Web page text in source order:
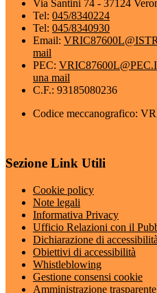
Via Santini 74 - 37124
Tel: 045/8340224
Tel: 045/8340930
Email:
mail
PEC:
una mail
C.F.: 93185080236
Codice meccanografico:
Sezione Link Utili
Cookie policy
Note legali
Informativa Privacy
Ufficio Relazioni con il
Dichiarazione di accessibilità
Obiettivi di accessibilità
Whistleblowing
Gestione consensi cookie
Amministrazione trasparente